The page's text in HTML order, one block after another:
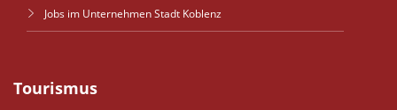
Jobs im Unternehmen Stadt Koblenz
Tourismus